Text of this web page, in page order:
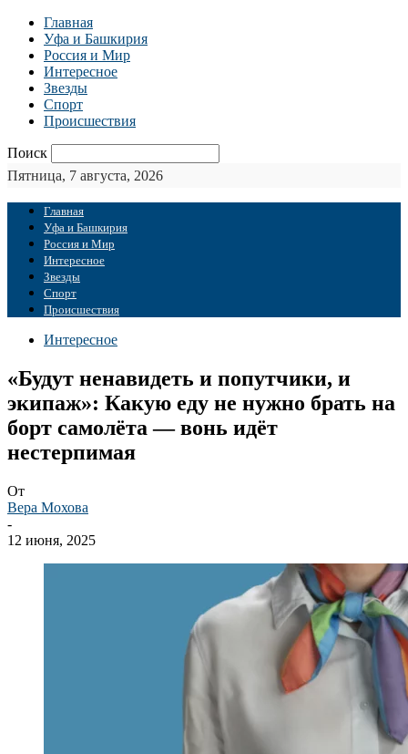
Главная
Уфа и Башкирия
Россия и Мир
Интересное
Звезды
Спорт
Происшествия
Поиск
Пятница, 7 августа, 2026
Главная
Уфа и Башкирия
Россия и Мир
Интересное
Звезды
Спорт
Происшествия
Интересное
«Будут ненавидеть и попутчики, и
экипаж»: Какую еду не нужно брать на
борт самолёта — вонь идёт
нестерпимая
От
Вера Мохова
-
12 июня, 2025